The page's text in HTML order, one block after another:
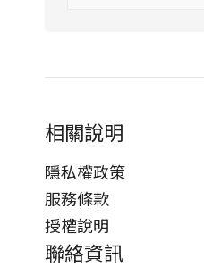
相關說明
隱私權政策
服務條款
授權說明
聯絡資訊